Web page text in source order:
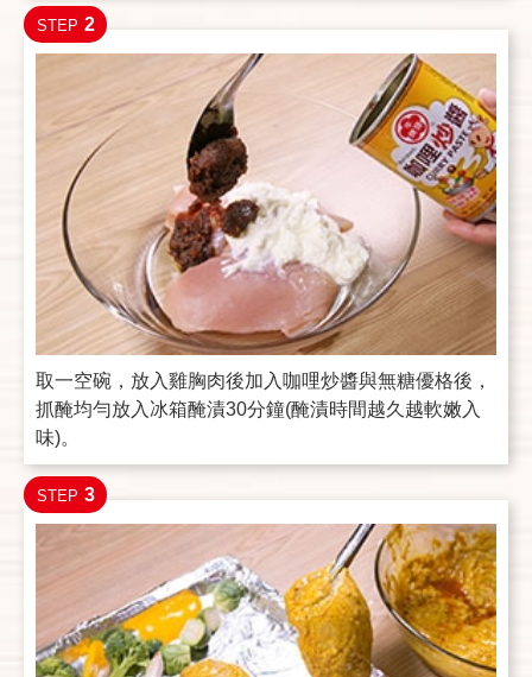
STEP 2
取一空碗，放入雞胸肉後加入咖哩炒醬與無糖優格後，
抓醃均勻放入冰箱醃漬30分鐘(醃漬時間越久越軟嫩入
味)。
STEP 3